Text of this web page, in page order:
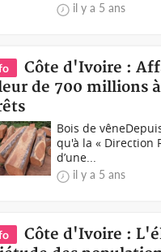
il y a 5 ans
Côte d'Ivoire :
de 700 millions
Bois de
qu'à la « Direction
d’une...
il y a 5 ans
Côte d'Ivoire :